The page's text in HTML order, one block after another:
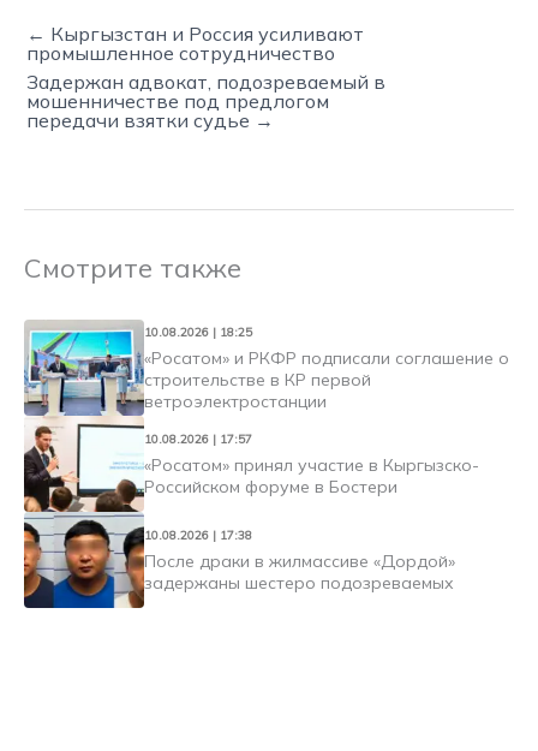
← Кыргызстан и Россия усиливают
промышленное сотрудничество
Задержан адвокат, подозреваемый в
мошенничестве под предлогом
передачи взятки судье →
Смотрите также
10.08.2026 | 18:25
«Росатом» и РКФР подписали соглашение о
строительстве в КР первой
ветроэлектростанции
10.08.2026 | 17:57
«Росатом» принял участие в Кыргызско-
Российском форуме в Бостери
10.08.2026 | 17:38
После драки в жилмассиве «Дордой»
задержаны шестеро подозреваемых